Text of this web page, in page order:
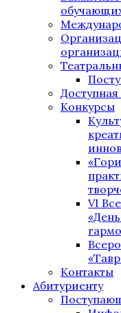
Конкурсы
VI
Контакты
Абитуриенту